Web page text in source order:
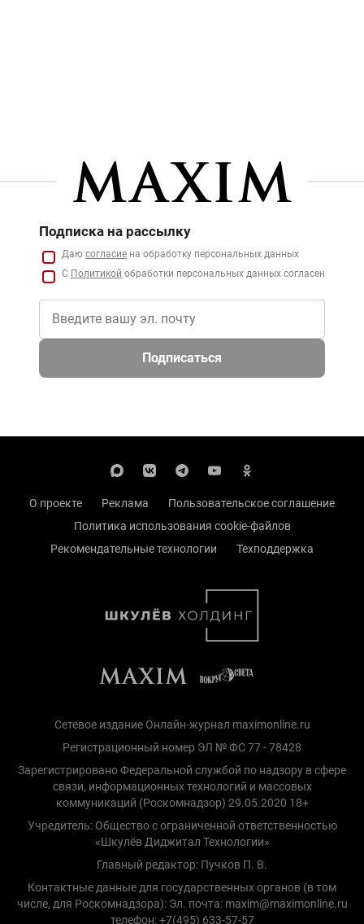
Подписка на рассылку
Даю согласие на обработку персональных данных
С Политикой обработки персональных данных согласен
Подписаться
О проекте Реклама
Пользовательское соглашение
Политика использования cookie-файлов
Рекомендательные технологии
Техподдержка
Сетевое издание Онлайн-журнал maximonline.ru
Регистрационный номер ЭЛ № ФС 77 - 78428
Зарегистрировано Федеральной службой по надзору в сфере
связи, информационных технологий и массовых
коммуникаций (Роскомнадзор) 29.05.2020 18+
Учредитель: Общество с ограниченной ответственностью
«Шкулёв Диджитал Технологии»
Главный редактор: Пучков П. В.
Контактные данные для государственных органов (в том
числе, для Роскомнадзора): Эл. почта: maxim@maximonline.ru
телефон: +7(495) 633-57-57